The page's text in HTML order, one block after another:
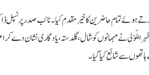
ہوئے تمام حاضرین کا خیرمقدم کیا۔ نائب صدر پرنسپل
اللّوّلی نے مہمانوں کو شال، گلدستہ، یادگاری نشان دے کر
سے شائع کیا گیا۔